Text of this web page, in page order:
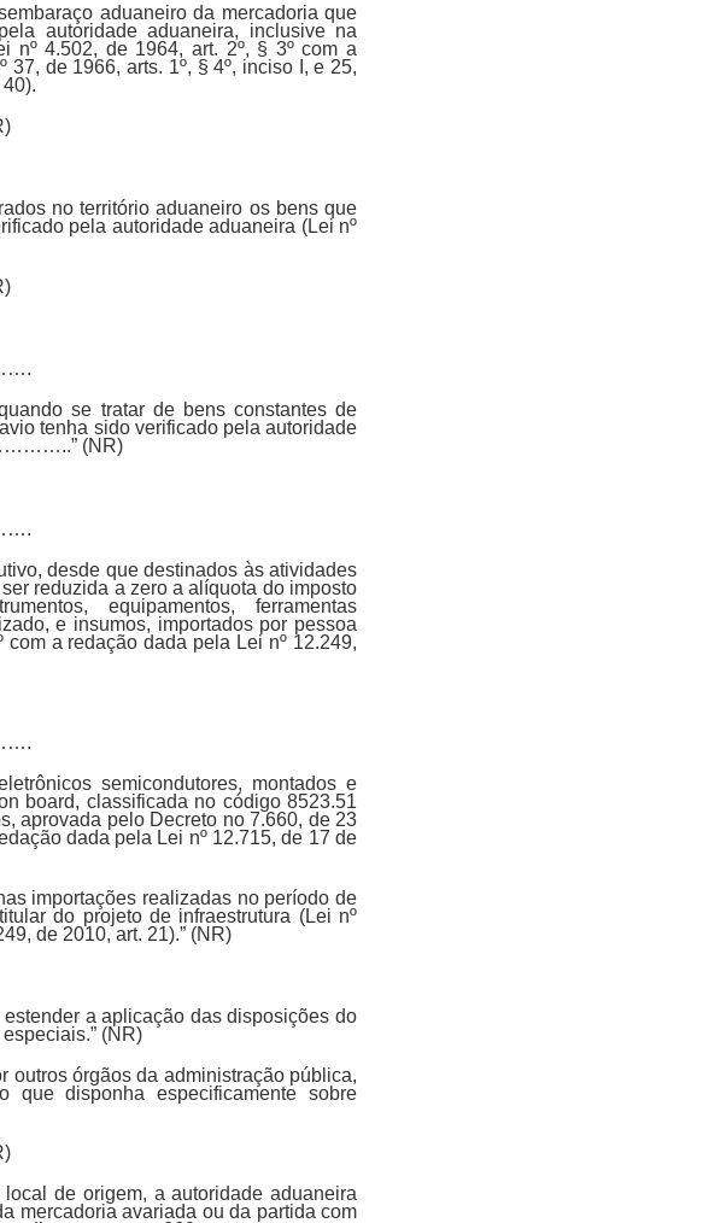
aduaneiro da mercadoria que
autoridade aduaneira, inclusive na
nº 4.502, de 1964, art. 2º, § 3º com a
de 1966, arts. 1º, § 4º, inciso I, e 25,
no território aduaneiro os bens que
pela autoridade aduaneira (Lei nº
se tratar de bens constantes de
tenha sido verificado pela autoridade
(NR)
desde que destinados às atividades
reduzida a zero a alíquota do imposto
equipamentos, ferramentas
e insumos, importados por pessoa
a redação dada pela Lei nº 12.249,
semicondutores, montados e
board, classificada no código 8523.51
aprovada pelo Decreto no 7.660, de 23
dada pela Lei nº 12.715, de 17 de
importações realizadas no período de
do projeto de infraestrutura (Lei nº
de 2010, art. 21).” (NR)
a aplicação das disposições do
(NR)
outros órgãos da administração pública,
que disponha especificamente sobre
de origem, a autoridade aduaneira
mercadoria avariada ou da partida com